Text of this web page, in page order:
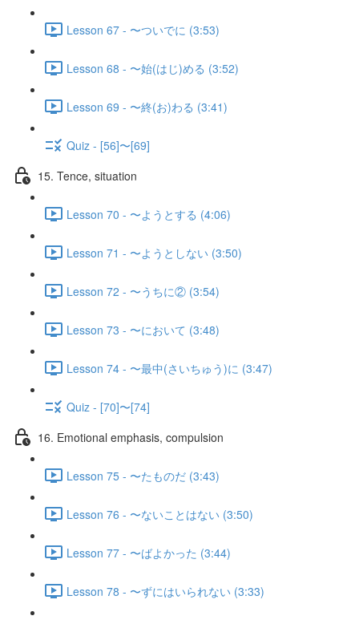
Lesson 67 - 〜ついでに (3:53)
Lesson 68 - 〜始(はじ)める (3:52)
Lesson 69 - 〜終(お)わる (3:41)
Quiz - [56]〜[69]
15. Tence, situation
Lesson 70 - 〜ようとする (4:06)
Lesson 71 - 〜ようとしない (3:50)
Lesson 72 - 〜うちに② (3:54)
Lesson 73 - 〜において (3:48)
Lesson 74 - 〜最中(さいちゅう)に (3:47)
Quiz - [70]〜[74]
16. Emotional emphasis, compulsion
Lesson 75 - 〜たものだ (3:43)
Lesson 76 - 〜ないことはない (3:50)
Lesson 77 - 〜ばよかった (3:44)
Lesson 78 - 〜ずにはいられない (3:33)